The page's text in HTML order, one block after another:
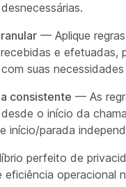
— Aplique
e efetuadas,
suas necessidades
consistente — As
o início da
início/parada
perfeito de
operacional